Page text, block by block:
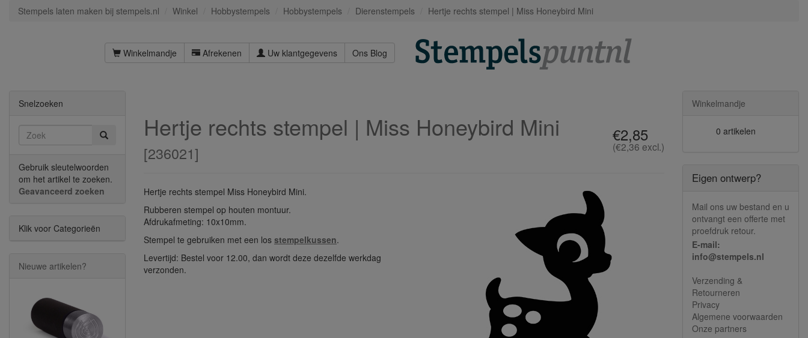
Stempels laten maken bij stempels.nl Winkel Hobbystempels Hobbystempels Dierenstempels Hertje rechts stempel | Miss Honeybird Mini
Winkelmandje Afrekenen Uw klantgegevens Ons Blog
€2,85
(€2,36 excl.)
Hertje rechts stempel | Miss Honeybird Mini
[236021]
Hertje rechts stempel Miss Honeybird Mini.
Rubberen stempel op houten montuur.
Afdrukafmeting: 10x10mm.
Stempel te gebruiken met een los stempelkussen.
Levertijd: Bestel voor 12.00, dan wordt deze dezelfde werkdag
verzonden.
Snelzoeken
Gebruik sleutelwoorden
om het artikel te zoeken.
Geavanceerd zoeken
Klik voor Categorieën
Nieuwe artikelen?
Winkelmandje
0 artikelen
Eigen ontwerp?
Mail ons uw bestand en u
ontvangt een offerte met
proefdruk retour.
E-mail:
info@stempels.nl
Verzending &
Retourneren
Privacy
Algemene voorwaarden
Onze partners